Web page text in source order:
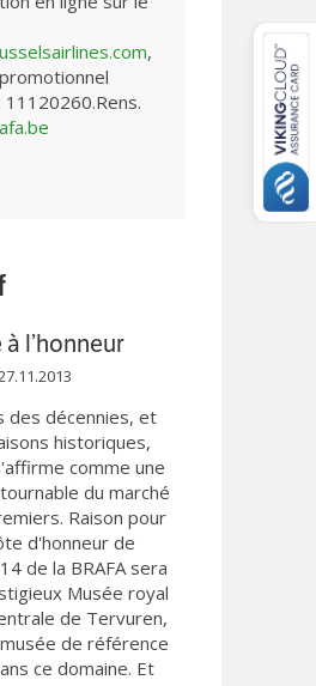
,
11120260.Rens.
à l’honneur
des décennies, et
historiques,
comme une
du marché
Raison pour
d'honneur de
de la BRAFA sera
Musée royal
de Tervuren,
de référence
ce domaine. Et